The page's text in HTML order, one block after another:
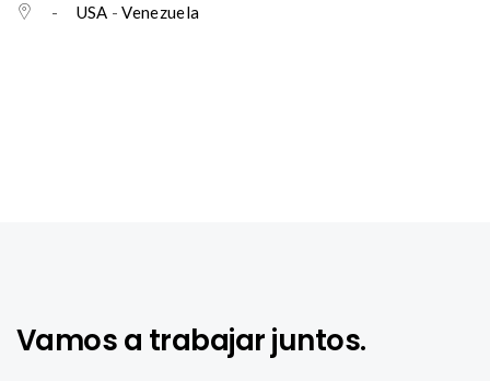
- USA -Venezuela
Vamos a trabajar juntos.